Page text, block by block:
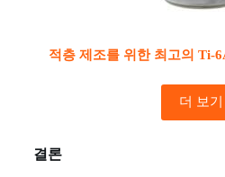
적층 제조를 위한 최고의 Ti-
더 보기
결론